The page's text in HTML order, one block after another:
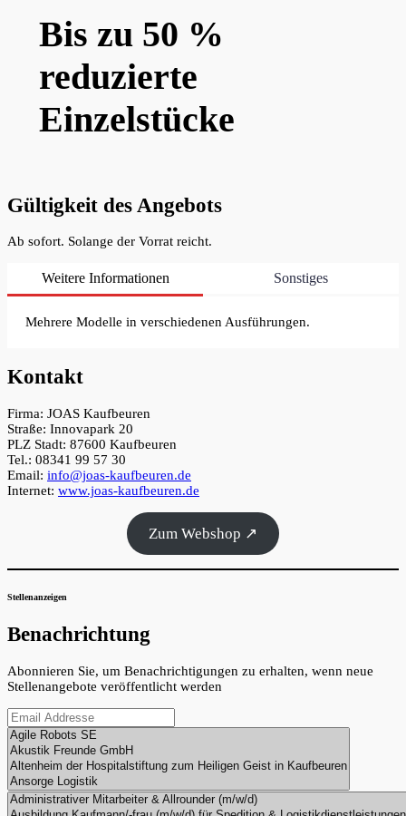
Bis zu 50 %
reduzierte
Einzelstücke
Gültigkeit des Angebots
Ab sofort. Solange der Vorrat reicht.
Weitere Informationen Sonstiges
Mehrere Modelle in verschiedenen Ausführungen.
Kontakt
Firma: JOAS Kaufbeuren
Straße: Innovapark 20
PLZ Stadt: 87600 Kaufbeuren
Tel.: 08341 99 57 30
Email: info@joas-kaufbeuren.de
Internet: www.joas-kaufbeuren.de
Zum Webshop ↗
Stellenanzeigen
Benachrichtung
Abonnieren Sie, um Benachrichtigungen zu erhalten, wenn neue
Stellenangebote veröffentlicht werden